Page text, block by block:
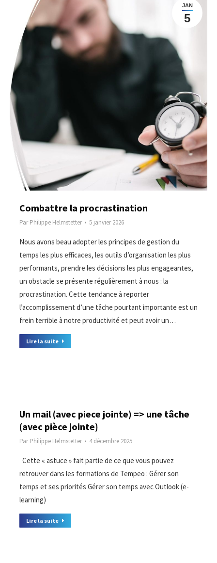
JAN
5
Combattre la procrastination
ParPhilippe Helmstetter 5 janvier 2026
Nous avons beau adopter les principes de gestion du
temps les plus efficaces, les outils d’organisation les plus
performants, prendre les décisions les plus engageantes,
un obstacle se présente régulièrement à nous : la
procrastination. Cette tendance à reporter
l’accomplissement d’une tâche pourtant importante est un
frein terrible à notre productivité et peut avoir un…
Lire la suite
Un mail (avec piece jointe) => une tâche
(avec pièce jointe)
ParPhilippe Helmstetter 4 décembre 2025
Cette « astuce » fait partie de ce que vous pouvez
retrouver dans les formations de Tempeo : Gérer son
temps et ses priorités Gérer son temps avec Outlook (e-
learning)
Lire la suite